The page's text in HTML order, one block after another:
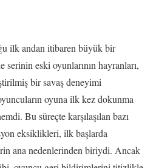
ilk andan itibaren büyük bir
eski oyunlarının hayranları,
bir savaş deneyimi
oyuna ilk kez dokunma
Bu süreçte karşılaşılan bazı
eksiklikleri, ilk başlarda
ana nedenlerinden biriydi. Ancak